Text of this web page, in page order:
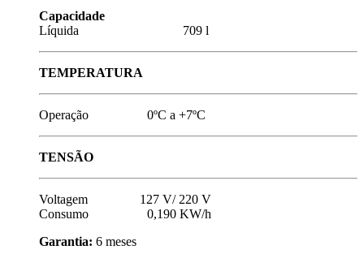
Capacidade
Líquida 709 l
TEMPERATURA
Operação 0ºC a +7ºC
TENSÃO
Voltagem 127 V/ 220 V
Consumo 0,190 KW/h
Garantia: 6 meses